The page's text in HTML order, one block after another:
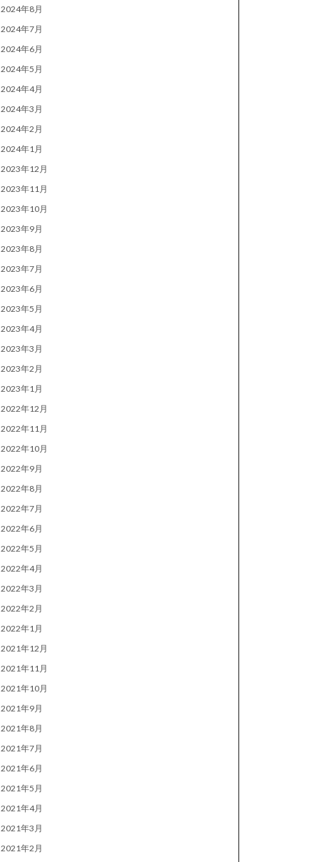
2024年8月
2024年7月
2024年6月
2024年5月
2024年4月
2024年3月
2024年2月
2024年1月
2023年12月
2023年11月
2023年10月
2023年9月
2023年8月
2023年7月
2023年6月
2023年5月
2023年4月
2023年3月
2023年2月
2023年1月
2022年12月
2022年11月
2022年10月
2022年9月
2022年8月
2022年7月
2022年6月
2022年5月
2022年4月
2022年3月
2022年2月
2022年1月
2021年12月
2021年11月
2021年10月
2021年9月
2021年8月
2021年7月
2021年6月
2021年5月
2021年4月
2021年3月
2021年2月